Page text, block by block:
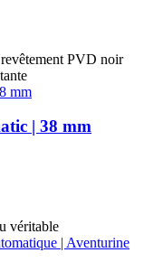
| 38 mm